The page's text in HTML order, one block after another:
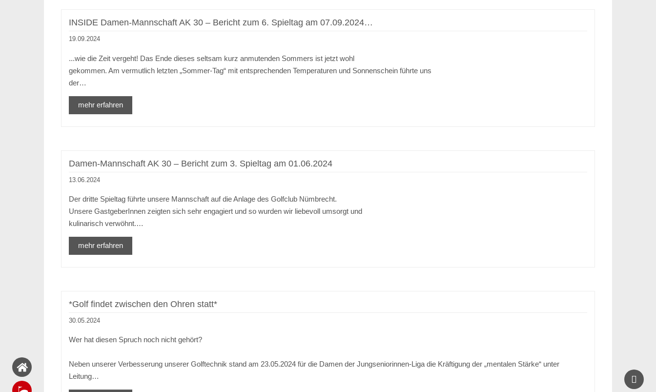
INSIDE Damen-Mannschaft AK 30 – Bericht zum 6. Spieltag am 07.09.2024…
19.09.2024
...wie die Zeit vergeht! Das Ende dieses seltsam kurz anmutenden Sommers ist jetzt wohl
gekommen. Am vermutlich letzten „Sommer-Tag“ mit entsprechenden Temperaturen und Sonnenschein führte uns
der…
mehr erfahren
Damen-Mannschaft AK 30 – Bericht zum 3. Spieltag am 01.06.2024
13.06.2024
Der dritte Spieltag führte unsere Mannschaft auf die Anlage des Golfclub Nümbrecht.
Unsere GastgeberInnen zeigten sich sehr engagiert und so wurden wir liebevoll umsorgt und
kulinarisch verwöhnt.…
mehr erfahren
*Golf findet zwischen den Ohren statt*
30.05.2024
Wer hat diesen Spruch noch nicht gehört?
Neben unserer Verbesserung unserer Golftechnik stand am 23.05.2024 für die Damen der Jungseniorinnen-Liga die Kräftigung der „mentalen Stärke“ unter
Leitung…
